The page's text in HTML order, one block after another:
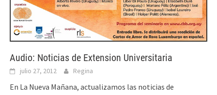
Audio: Noticias de Extension Universitaria
julio 27, 2012 Regina
En La Nueva Mañana, actualizamos las noticias de